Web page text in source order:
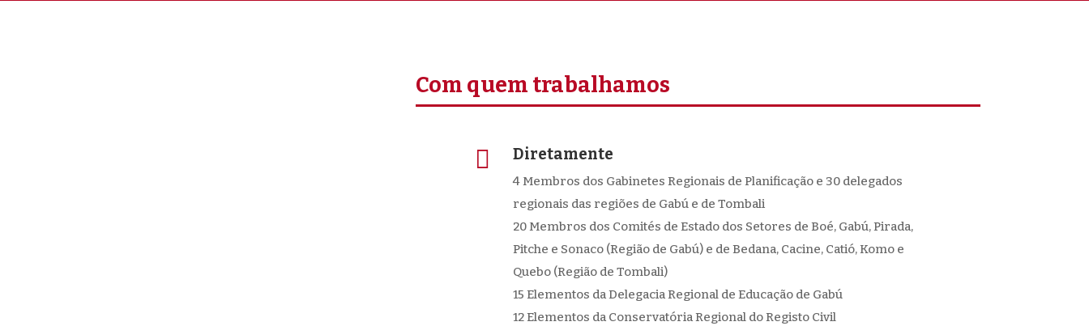
Com quem trabalhamos
 Diretamente
4 Membros dos Gabinetes Regionais de Planificação e 30 delegados
regionais das regiões de Gabú e de Tombali
20 Membros dos Comités de Estado dos Setores de Boé, Gabú, Pirada,
Pitche e Sonaco (Região de Gabú) e de Bedana, Cacine, Catió, Komo e
Quebo (Região de Tombali)
15 Elementos da Delegacia Regional de Educação de Gabú
12 Elementos da Conservatória Regional do Registo Civil